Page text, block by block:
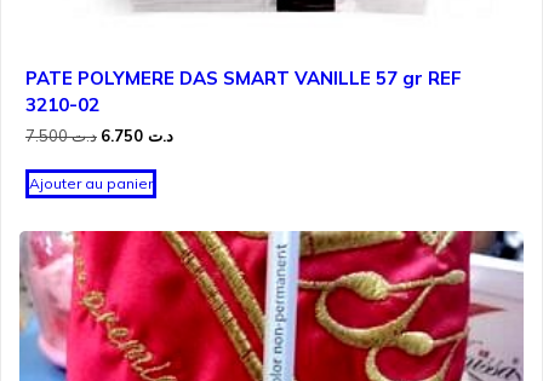
PATE POLYMERE DAS SMART VANILLE 57 gr REF
3210-02
د.ت7.500
Le
initial
était :
د.تLe
Ajouter au panier